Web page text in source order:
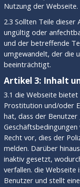
Nutzung der Webseite.
2.3 Sollten Teile dieser
ungültig oder
und der betreffende
umgewandelt, der die
beeinträchtigt.
Artikel 3: Inhalt
3.1 die Webseite bietet
Prostitution und/oder
hat, dass der Benutzer
Recht vor, dies der
melden. Darüber
inaktiv gesetzt,
verfallen. die
Benutzer und stellt